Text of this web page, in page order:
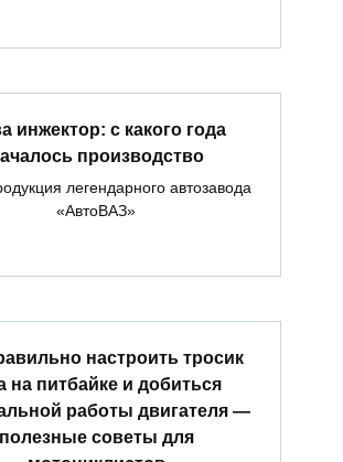
инжектор: с какого года
производство
легендарного автозавода
«АвтоВАЗ»
настроить тросик
на питбайке и добиться
работы двигателя —
полезные советы для